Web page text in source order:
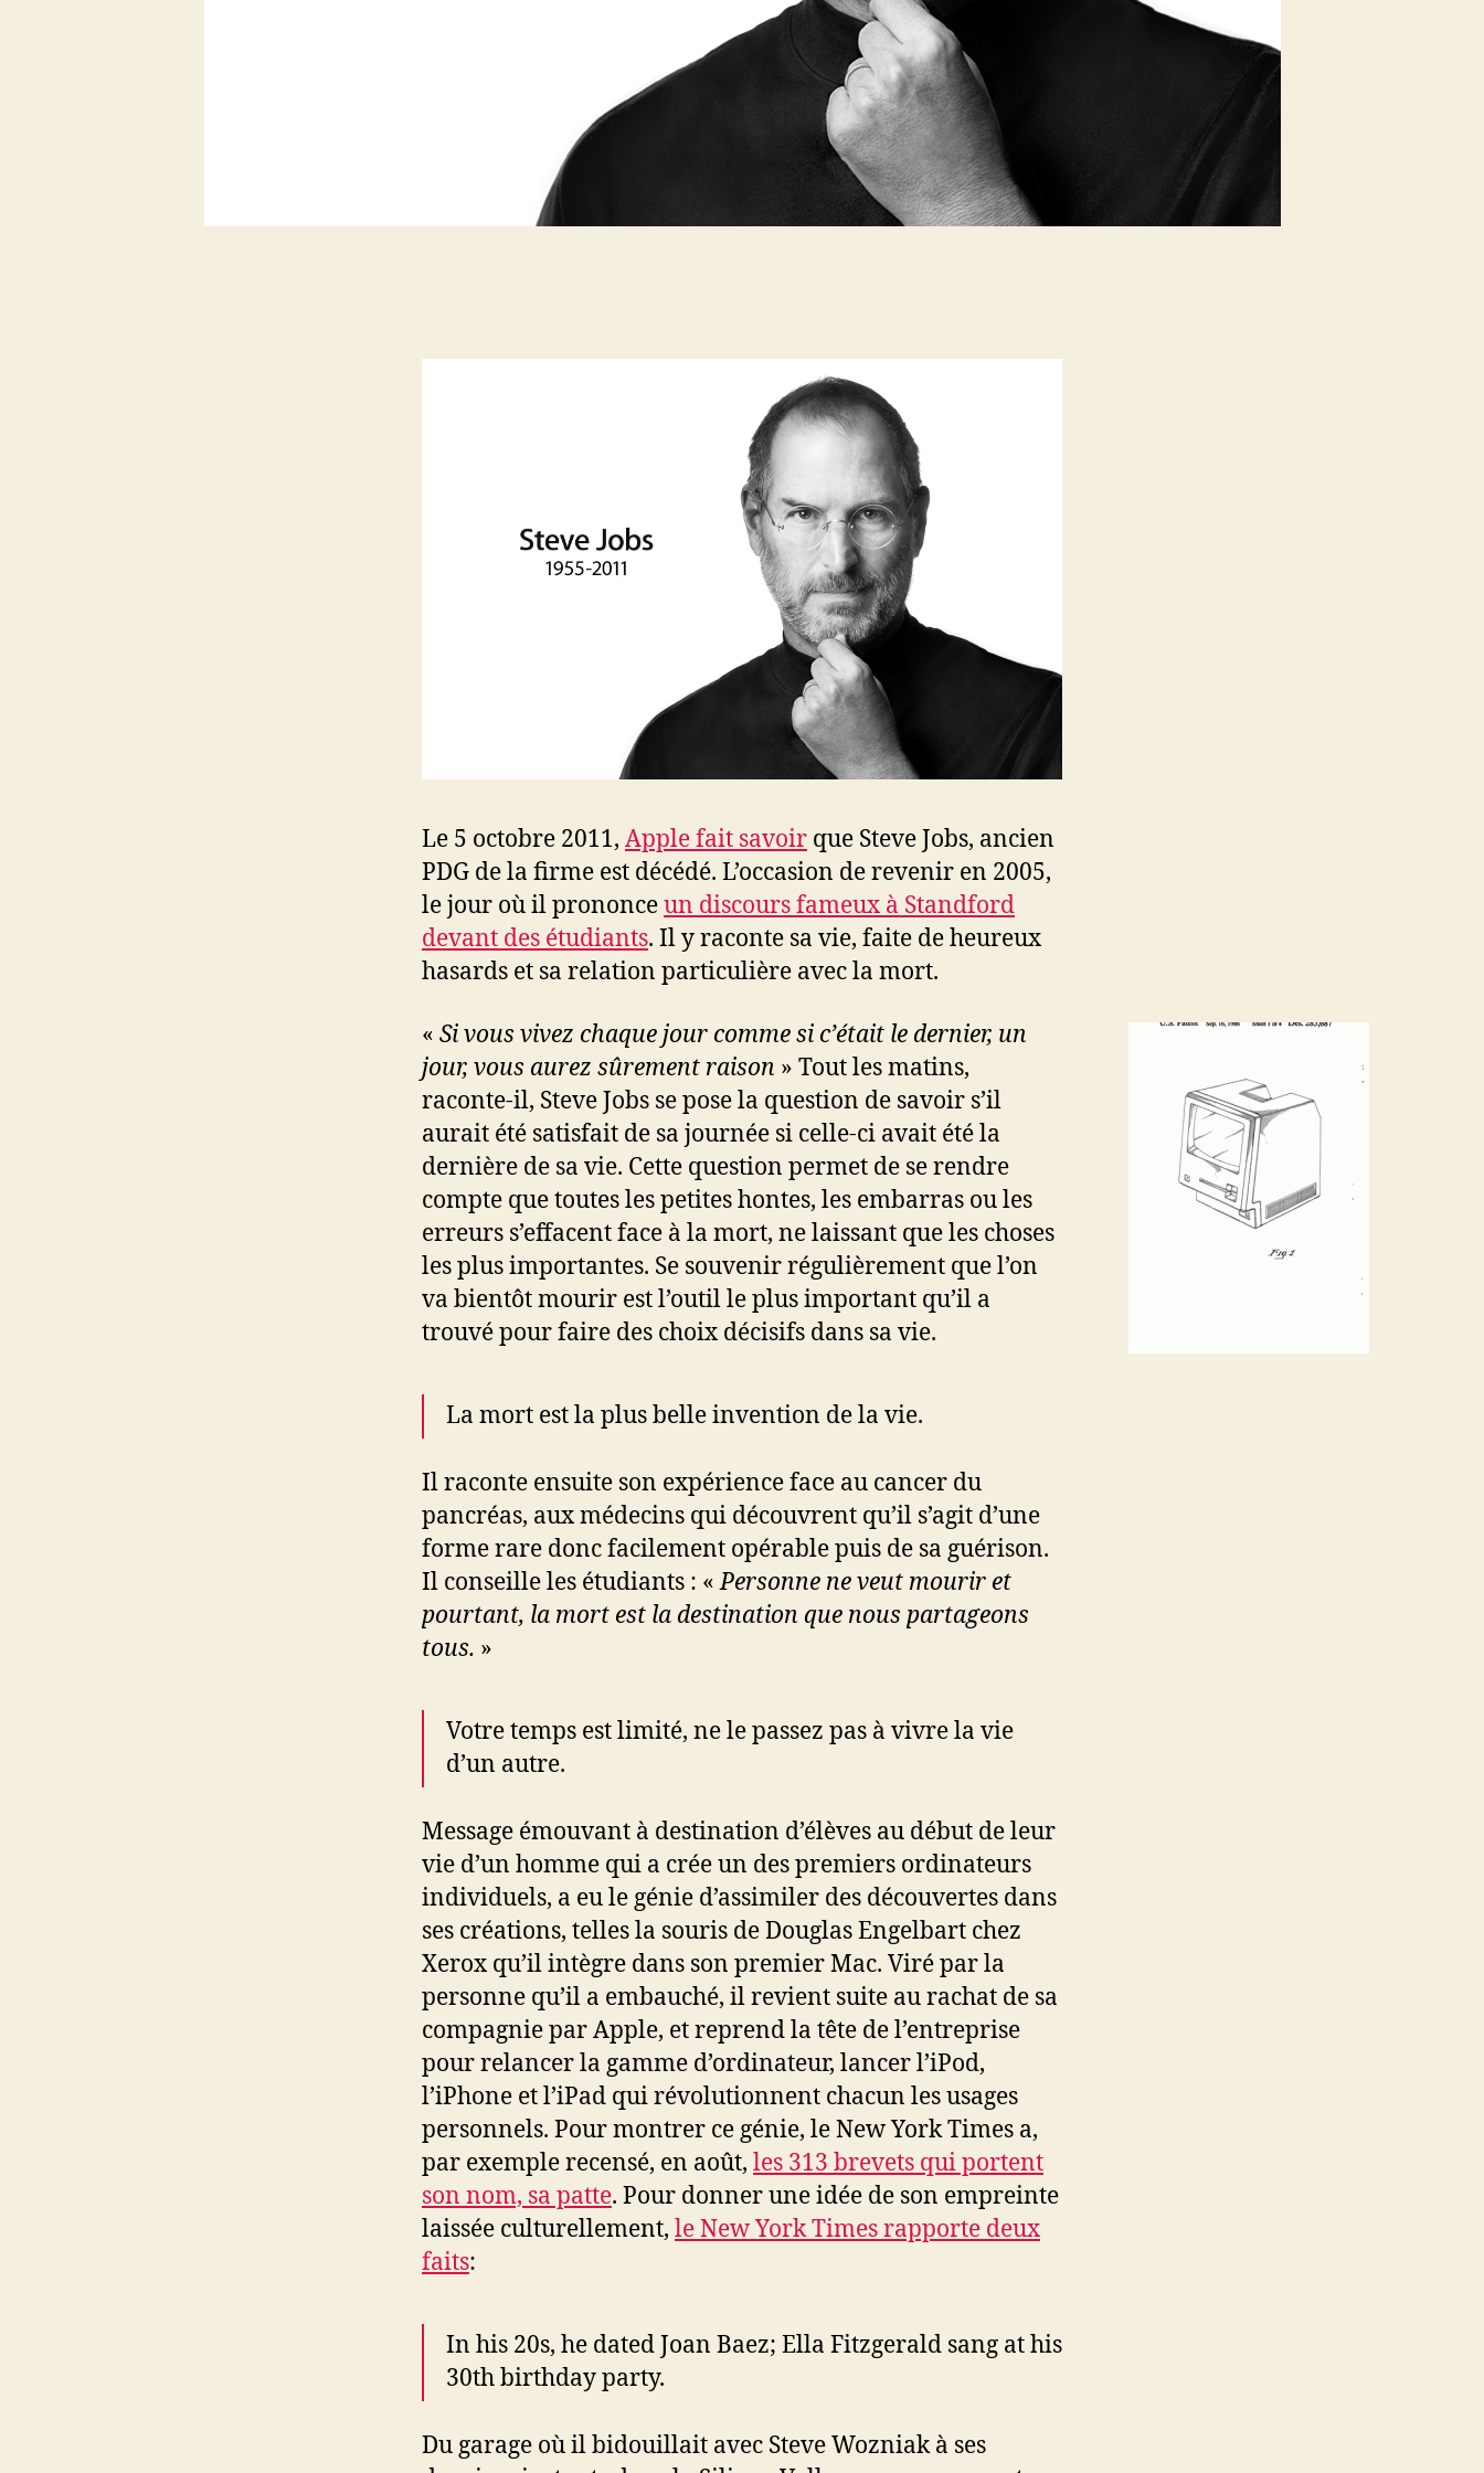
Le 5 octobre 2011, Apple fait savoir que Steve Jobs, ancien
PDG de la firme est décédé. L’occasion de revenir en 2005,
le jour où il prononceun discours fameux à Standford
devant des étudiants. Il y raconte sa vie, faite de heureux
hasards et sa relation particulière avec la mort.
« Si vous vivez chaque jour comme si c’était le dernier, un
jour, vous aurez sûrement raison » Tout les matins,
raconte-il, Steve Jobs se pose la question de savoir s’il
aurait été satisfait de sa journée si celle-ci avait été la
dernière de sa vie. Cette question permet de se rendre
compte que toutes les petites hontes, les embarras ou les
erreurs s’effacent face à la mort, ne laissant que les choses
les plus importantes. Se souvenir régulièrement que l’on
va bientôt mourir est l’outil le plus important qu’il a
trouvé pour faire des choix décisifs dans sa vie.
La mort est la plus belle invention de la vie.
Il raconte ensuite son expérience face au cancer du
pancréas, aux médecins qui découvrent qu’il s’agit d’une
forme rare donc facilement opérable puis de sa guérison.
Il conseille les étudiants : «Personne ne veut mourir et
pourtant, la mort est la destination que nous partageons
tous. »
Votre temps est limité, ne le passez pas à vivre la vie
d’un autre.
Message émouvant à destination d’élèves au début de leur
vie d’un homme qui a crée un des premiers ordinateurs
individuels, a eu le génie d’assimiler des découvertes dans
ses créations, telles la souris de Douglas Engelbart chez
Xerox qu’il intègre dans son premier Mac. Viré par la
personne qu’il a embauché, il revient suite au rachat de sa
compagnie par Apple, et reprend la tête de l’entreprise
pour relancer la gamme d’ordinateur, lancer l’iPod,
l’iPhone et l’iPad qui révolutionnent chacun les usages
personnels. Pour montrer ce génie, le New York Times a,
par exemple recensé, en août, les 313 brevets qui portent
son nom, sa patte. Pour donner une idée de son empreinte
laissée culturellement, le New York Times rapporte deux
faits:
In his 20s, he dated Joan Baez; Ella Fitzgerald sang at his
30th birthday party.
Du garage où il bidouillait avec Steve Wozniak à ses